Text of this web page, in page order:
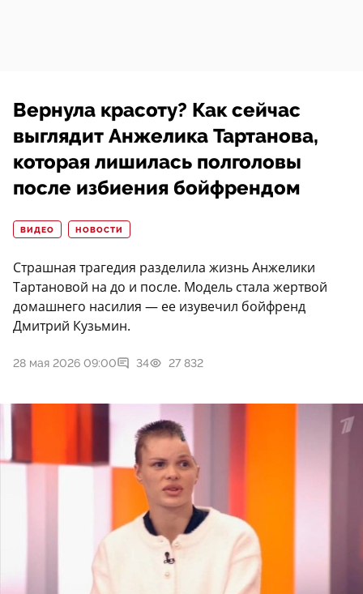
Вернула красоту? Как сейчас
выглядит Анжелика Тартанова,
которая лишилась полголовы
после избиения бойфрендом
ВИДЕО НОВОСТИ
Страшная трагедия разделила жизнь Анжелики
Тартановой на до и после. Модель стала жертвой
домашнего насилия — ее изувечил бойфренд
Дмитрий Кузьмин.
28 мая 2026 09:00 34 27 832